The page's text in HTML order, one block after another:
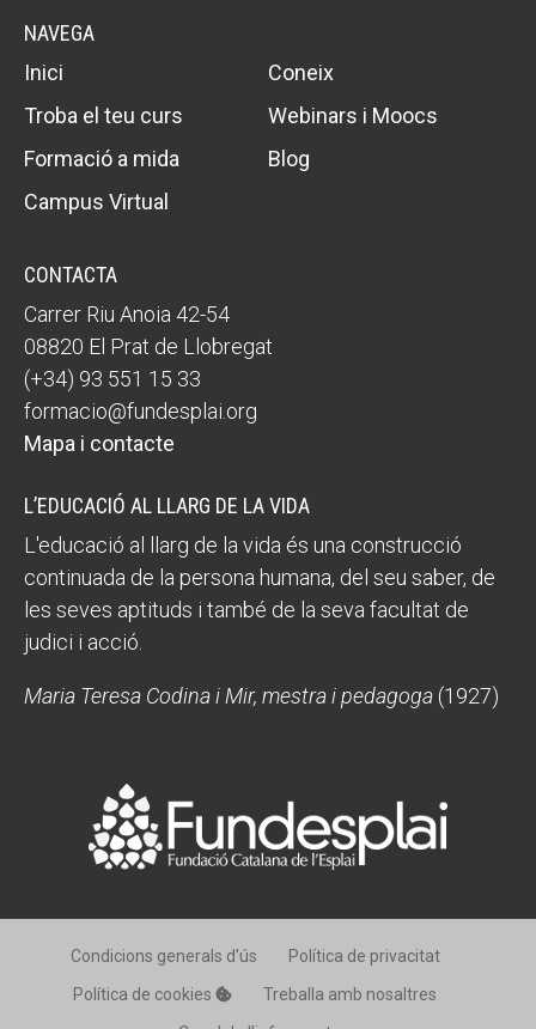
NAVEGA
Inici
Coneix
Troba el teu curs
Webinars i Moocs
Formació a mida
Blog
Campus Virtual
CONTACTA
Carrer Riu Anoia 42-54
08820 El Prat de Llobregat
(+34) 93 551 15 33
formacio@fundesplai.org
Mapa i contacte
L’EDUCACIÓ AL LLARG DE LA VIDA
L'educació al llarg de la vida és una construcció
continuada de la persona humana, del seu saber, de
les seves aptituds i també de la seva facultat de
judici i acció.
Maria Teresa Codina i Mir, mestra i pedagoga (1927)
Condicions generals d’ús
Política de privacitat
Política de cookies
Treballa amb nosaltres